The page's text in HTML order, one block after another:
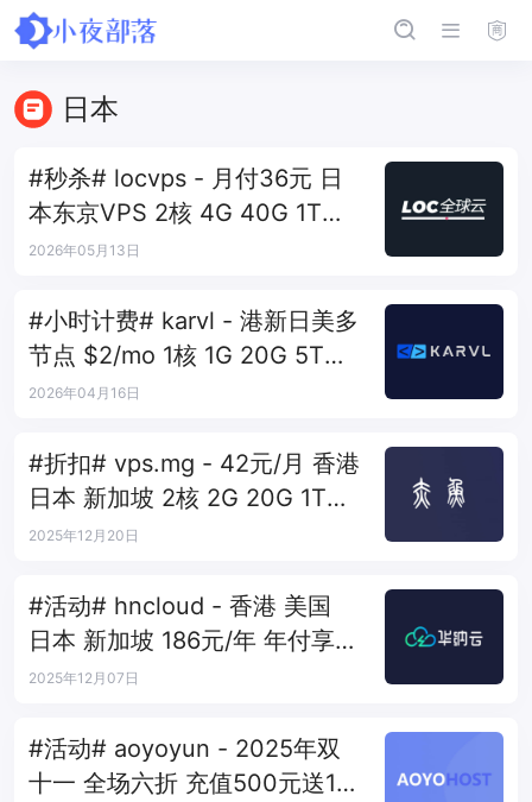
日本
#秒杀# locvps - 月付36元 日
本东京VPS 2核 4G 40G 1T
450Mbps
2026年05月13日
#小时计费# karvl - 港新日美多
节点 $2/mo 1核 1G 20G 5T
1Gbps
2026年04月16日
#折扣# vps.mg - 42元/月 香港
日本 新加坡 2核 2G 20G 1T
100M
2025年12月20日
#活动# hncloud - 香港 美国
日本 新加坡 186元/年 年付享14
个月
2025年12月07日
#活动# aoyoyun - 2025年双
十一 全场六折 充值500元送111